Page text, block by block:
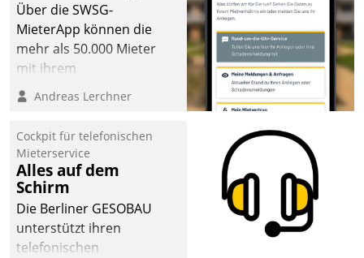
Über die SWSG-
MieterApp können die
mehr als 50.000 Mieter
mit ihrem
Wohnungsunternehmen
kommunizieren, auf dem
einsehen und ändern
oder
Schadensmeldungen
abgeben – rund um die
Uhr.
Andreas Lerchner
Cockpit für telefonischen
Mieterservice
Alles auf dem
Schirm
Die Berliner GESOBAU
unterstützt ihren
telefonischen